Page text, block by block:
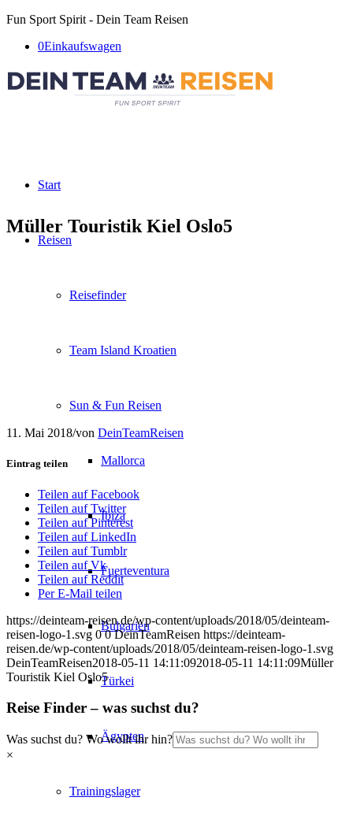
Fun Sport Spirit - Dein Team Reisen
0Einkaufswagen
Start
Reisen
Reisefinder
Team Island Kroatien
Sun & Fun Reisen
Mallorca
Ibiza
Fuerteventura
Bulgarien
Türkei
Ägypten
Trainingslager
Müller Touristik Kiel Oslo5
11. Mai 2018/von DeinTeamReisen
Eintrag teilen
Teilen auf Facebook
Teilen auf Twitter
Teilen auf Pinterest
Teilen auf LinkedIn
Teilen auf Tumblr
Teilen auf Vk
Teilen auf Reddit
Per E-Mail teilen
https://deinteam-reisen.de/wp-content/uploads/2018/05/deinteam-
reisen-logo-1.svg 0 0 DeinTeamReisen https://deinteam-
reisen.de/wp-content/uploads/2018/05/deinteam-reisen-logo-1.svg
DeinTeamReisen2018-05-11 14:11:092018-05-11 14:11:09Müller
Touristik Kiel Oslo5
Reise Finder – was suchst du?
Was suchst du? Wo wollt ihr hin?
×